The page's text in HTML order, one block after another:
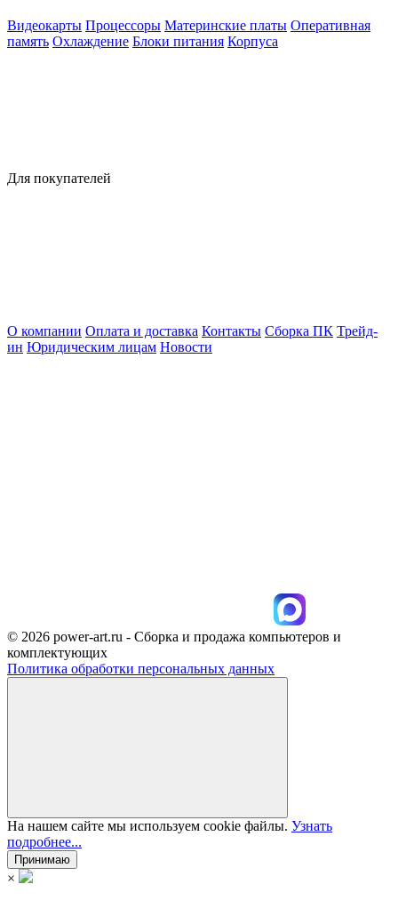
Видеокарты Процессоры Материнские платы Оперативная
память Охлаждение Блоки питания Корпуса
Для покупателей
О компании Оплата и доставка Контакты Сборка ПК Трейд-
ин Юридическим лицам Новости
© 2026 power-art.ru - Сборка и продажа компьютеров и
комплектующих
Политика обработки персональных данных
На нашем сайте мы используем cookie файлы. Узнать
подробнее...
Принимаю
×